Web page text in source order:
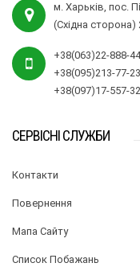
м. Харьків, пос.
(Східна сторона)
+38(063)22-888-44
+38(095)213-77-23
+38(097)17-557-32
СЕРВІСНІ СЛУЖБИ
Контакти
Повернення
Мапа Сайту
Список Побажань